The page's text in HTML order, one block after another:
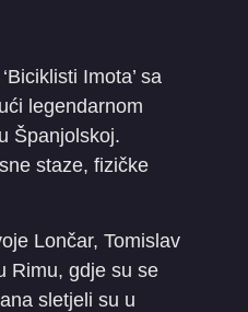
Imota’ sa
legendarnom
Španjolskoj.
staze, fizičke
Lončar, Tomislav
Rimu, gdje su se
sletjeli su u